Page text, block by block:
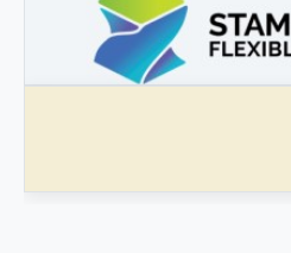
3DBOOSTER
3DBooster - Productos innovadores